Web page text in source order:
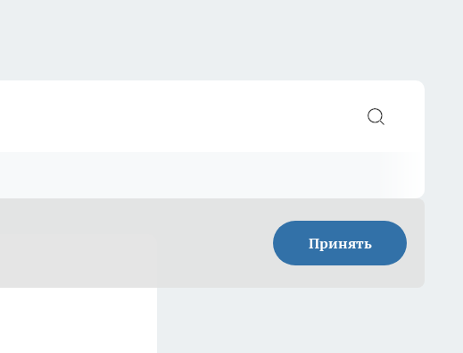
Принять